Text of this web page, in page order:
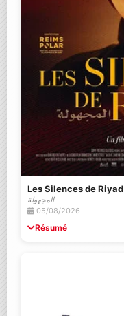
Les Silences de Riyad
المجهولة
05/08/2026
Résumé